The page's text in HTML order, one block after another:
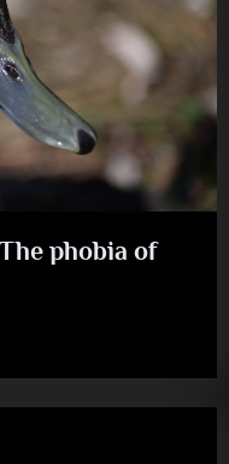
phobia of